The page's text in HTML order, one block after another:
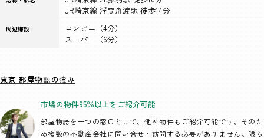
JR埼京線 浮間舟渡駅 徒歩14分
周辺施設
コンビニ（4分）
スーパー（6分）
東京 部屋物語の強み
市場の物件95％以上を ご紹介可能
部屋物語を一つの窓口として、他社物件もご紹介可能です。そのた
め複数の不動産会社に問い合せ・訪問する必要がありません。限ら